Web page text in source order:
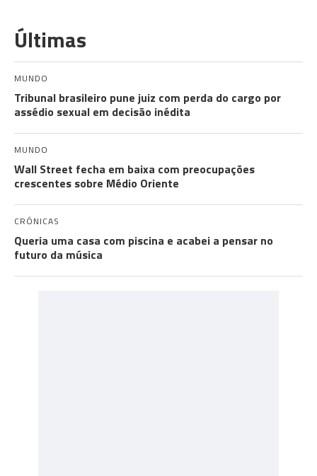
Últimas
MUNDO
Tribunal brasileiro pune juiz com perda do cargo por
assédio sexual em decisão inédita
MUNDO
Wall Street fecha em baixa com preocupações
crescentes sobre Médio Oriente
CRÓNICAS
Queria uma casa com piscina e acabei a pensar no
futuro da música